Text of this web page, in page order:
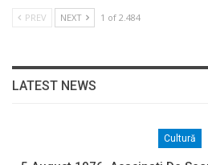
PREV NEXT 1 of 2.484
LATEST NEWS
Cultură